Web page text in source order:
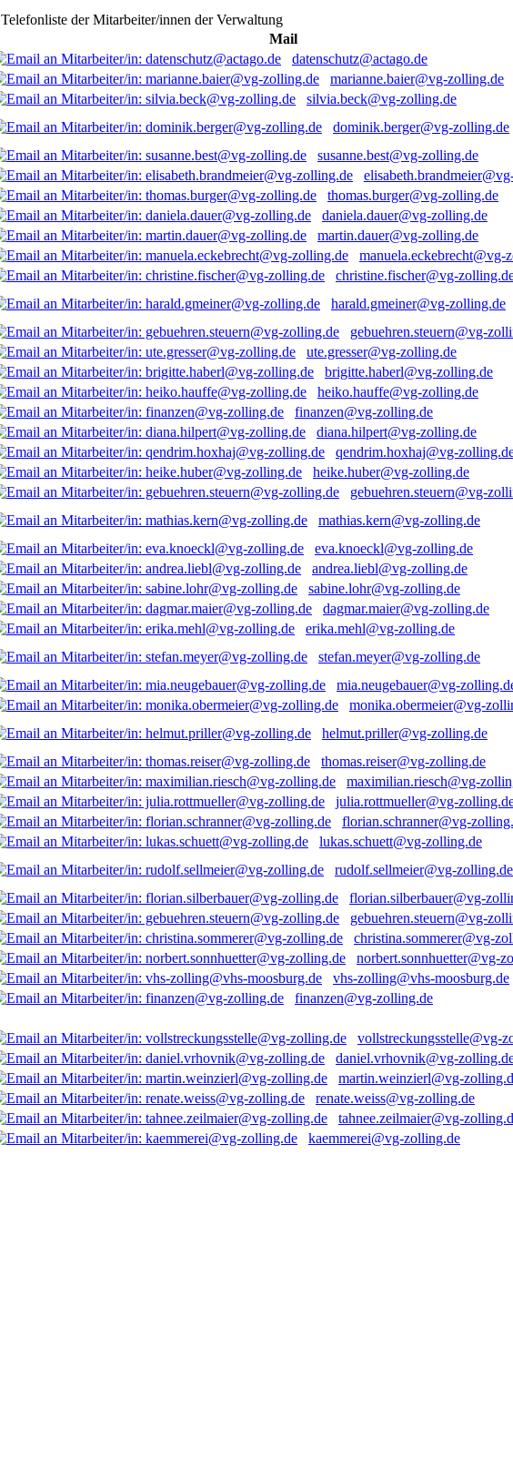
Telefonliste der Mitarbeiter/innen der Verwaltung
Mail
datenschutz@actago.de
marianne.baier@vg-zolling.de
silvia.beck@vg-zolling.de
dominik.berger@vg-zolling.de
susanne.best@vg-zolling.de
thomas.burger@vg-zolling.de
daniela.dauer@vg-zolling.de
martin.dauer@vg-zolling.de
manuela.eckebrecht@vg-
christine.fischer@vg-
harald.gmeiner@vg-zolling.de
gebuehren.steuern@vg-
ute.gresser@vg-zolling.de
brigitte.haberl@vg-zolling.de
heiko.hauffe@vg-zolling.de
finanzen@vg-zolling.de
diana.hilpert@vg-zolling.de
qendrim.hoxhaj@vg-
heike.huber@vg-zolling.de
gebuehren.steuern@vg-
mathias.kern@vg-zolling.de
eva.knoeckl@vg-zolling.de
andrea.liebl@vg-zolling.de
sabine.lohr@vg-zolling.de
dagmar.maier@vg-zolling.de
erika.mehl@vg-zolling.de
stefan.meyer@vg-zolling.de
mia.neugebauer@vg-
monika.obermeier@vg-
helmut.priller@vg-zolling.de
thomas.reiser@vg-zolling.de
maximilian.riesch@vg-
julia.rottmueller@vg-
florian.schranner@vg-
lukas.schuett@vg-zolling.de
rudolf.sellmeier@vg-zolling.de
florian.silberbauer@vg-
gebuehren.steuern@vg-
christina.sommerer@vg-
norbert.sonnhuetter@vg-
vhs-zolling@vhs-moosburg.de
finanzen@vg-zolling.de
vollstreckungsstelle@vg-
daniel.vrhovnik@vg-
martin.weinzierl@vg-
renate.weiss@vg-zolling.de
tahnee.zeilmaier@vg-
kaemmerei@vg-zolling.de